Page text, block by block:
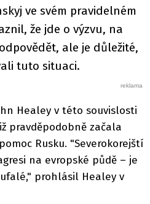
ve svém pravidelném
že jde o výzvu, na
ale je důležité,
tuto situaci.
Healey v této souvislosti
pravděpodobně začala
Rusku. "Severokorejští
na evropské půdě – je
prohlásil Healey v